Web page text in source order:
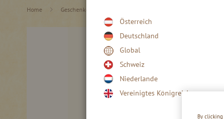
Home Geschenke & Zubehör
By
Österreich
Deutschland
Global
Schweiz
Niederlande
Vereinigtes Königreich